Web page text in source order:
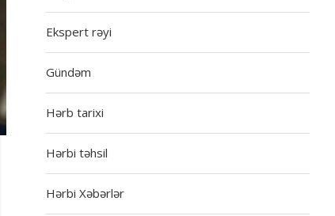
Ekspert rəyi
Gündəm
Hərb tarixi
Hərbi təhsil
Hərbi Xəbərlər